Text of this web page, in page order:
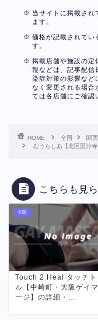
当サイトに掲載され
ます。
価格が記載されてい
す。
掲載店舗や施設の定
報などは、記事配信
染症対策の影響など
なく変更される場合
ては各店舗にご確認
HOME 全国 関西
むうらしあ【北区国分
こちらも見
大阪
Touch 2 Heal タッチト
ル【中崎町・大阪ゲイ
ージ】の詳細・…